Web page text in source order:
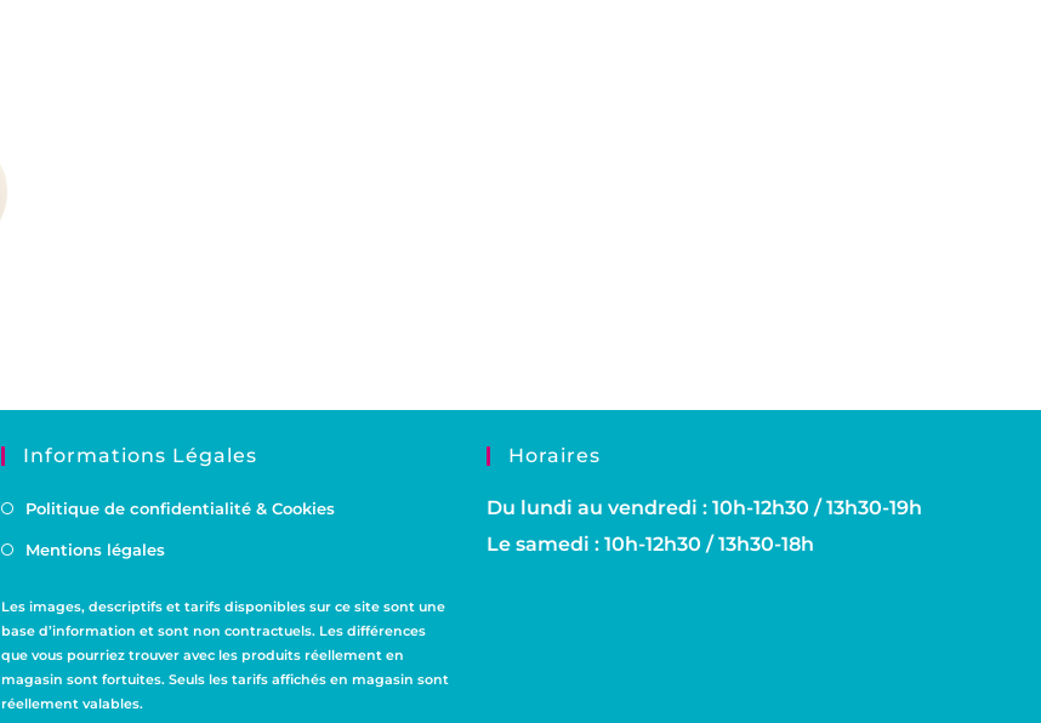
Informations Légales
Politique de confidentialité & Cookies
Mentions légales
Les images, descriptifs et tarifs disponibles sur ce site sont une
base d’information et sont non contractuels. Les différences
que vous pourriez trouver avec les produits réellement en
magasin sont fortuites. Seuls les tarifs affichés en magasin sont
réellement valables.
Horaires
Du lundi au vendredi : 10h-12h30 / 13h30-19h
Le samedi : 10h-12h30 / 13h30-18h